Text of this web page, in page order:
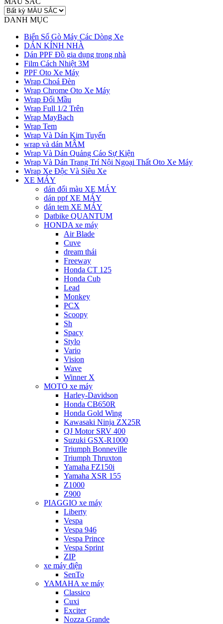
DANH MỤC
Biển Số Gò Máy Các Dòng Xe
DÁN KÍNH NHÀ
Dán PPF Đồ gia dụng trong nhà
Film Cách Nhiệt 3M
PPF Oto Xe Máy
Wrap Choá Đèn
Wrap Chrome Oto Xe Máy
Wrap Đổi Mầu
Wrap Full 1/2 Trên
Wrap MayBach
Wrap Tem
Wrap Và Dán Kim Tuyến
wrap và dán MÂM
Wrap Và Dán Quảng Cáo Sự Kiện
Wrap Và Dán Trang Trí Nội Ngoại Thất Oto Xe Máy
Wrap Xe Độc Và Siêu Xe
XE MÁY
dán đổi màu XE MÁY
dán ppf XE MÁY
dán tem XE MÁY
Datbike QUANTUM
HONDA xe máy
Air Blade
Cuve
dream thái
Freeway
Honda CT 125
Honda Cub
Lead
Monkey
PCX
Scoopy
Sh
Spacy
Stylo
Vario
Vision
Wave
Winner X
MOTO xe máy
Harley-Davidson
Honda CB650R
Honda Gold Wing
Kawasaki Ninja ZX25R
QJ Motor SRV 400
Suzuki GSX-R1000
Triumph Bonneville
Triumph Thruxton
Yamaha FZ150i
Yamaha XSR 155
Z1000
Z900
PIAGGIO xe máy
Liberty
Vespa
Vespa 946
Vespa Prince
Vespa Sprint
ZIP
xe máy điện
SenTo
YAMAHA xe máy
Classico
Cuxi
Exciter
Nozza Grande